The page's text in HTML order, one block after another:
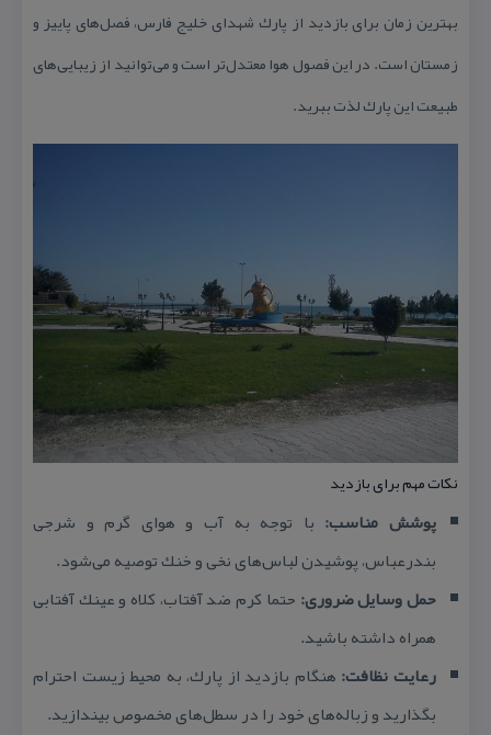
بهترین زمان برای بازدید از پارك شهدای خلیج فارس، فصل‌های پاییز و
زمستان است. در این فصول هوا معتدل‌تر است و می‌توانید از زیبایی‌های
طبیعت این پارك لذت ببرید.
نكات مهم برای بازدید
پوشش مناسب: با توجه به آب و هوای گرم و شرجی
بندرعباس، پوشیدن لباس‌های نخی و خنك توصیه می‌شود.
حمل وسایل ضروری: حتما كرم ضد آفتاب، كلاه و عینك آفتابی
همراه داشته باشید.
رعایت نظافت: هنگام بازدید از پارك، به محیط زیست احترام
بگذارید و زباله‌های خود را در سطل‌های مخصوص بیندازید.